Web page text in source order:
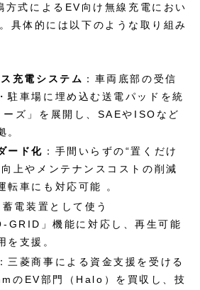
式によるEV向け無線充電におい
具体的には以下のような取り組み
充電システム ：車両底部の受信
駐車場に埋め込む送電パッドを統
ズ」を展開し、SAEやISOなど
。
ード化 ：手間いらずの“置くだけ
上やメンテナンスコストの削減
転車にも対応可能 。
蓄電装置として使う
」機能に対応し、再生可能
を支援。
：三菱商事による資金支援を受ける
のEV部門（Halo）を買収し、技